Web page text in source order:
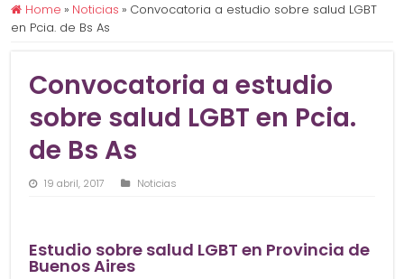
Home » Noticias » Convocatoria a estudio sobre salud LGBT
en Pcia. de Bs As
Convocatoria a estudio
sobre salud LGBT en Pcia.
de Bs As
19 abril, 2017 Noticias
Estudio sobre salud LGBT en Provincia de
Buenos Aires